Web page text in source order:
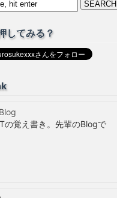
してみる？
の覚え書き。先輩のBlogで